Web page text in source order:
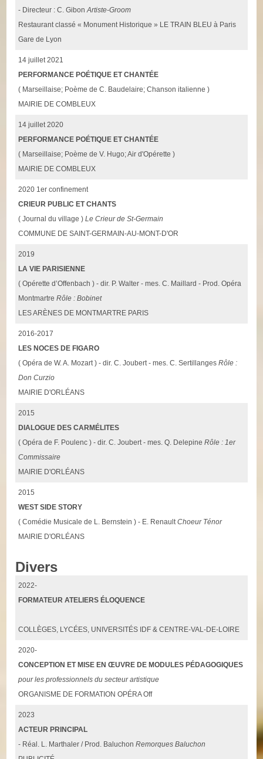
- Directeur : C. GibonArtiste-Groom
Restaurant classé « Monument Historique » LE TRAIN BLEU à Paris
Gare de Lyon
14 juillet 2021
PERFORMANCE POÉTIQUE ET CHANTÉE
( Marseillaise; Poème de C. Baudelaire; Chanson italienne )
MAIRIE DE COMBLEUX
14 juillet 2020
PERFORMANCE POÉTIQUE ET CHANTÉE
( Marseillaise; Poème de V. Hugo; Air d'Opérette )
MAIRIE DE COMBLEUX
2020 1er confinement
CRIEUR PUBLIC ET CHANTS
( Journal du village )Le Crieur de St-Germain
COMMUNE DE SAINT-GERMAIN-AU-MONT-D'OR
2019
LA VIE PARISIENNE
( Opérette d’Offenbach ) - dir. P. Walter - mes. C. Maillard - Prod. Opéra
MontmartreRôle : Bobinet
LES ARÈNES DE MONTMARTRE PARIS
2016-2017
LES NOCES DE FIGARO
( Opéra de W. A. Mozart ) - dir. C. Joubert - mes. C. SertillangesRôle :
Don Curzio
MAIRIE D'ORLÉANS
2015
DIALOGUE DES CARMÉLITES
( Opéra de F. Poulenc ) - dir. C. Joubert - mes. Q. DelepineRôle : 1er
Commissaire
MAIRIE D'ORLÉANS
2015
WEST SIDE STORY
( Comédie Musicale de L. Bernstein ) - E. RenaultChoeur Ténor
MAIRIE D'ORLÉANS
Divers
2022-
FORMATEUR ATELIERS ÉLOQUENCE
COLLÈGES, LYCÉES, UNIVERSITÉS IDF & CENTRE-VAL-DE-LOIRE
2020-
CONCEPTION ET MISE EN ŒUVRE DE MODULES PÉDAGOGIQUES
pour les professionnels du secteur artistique
ORGANISME DE FORMATION OPÉRA Off
2023
ACTEUR PRINCIPAL
- Réal. L. Marthaler / Prod. BaluchonRemorques Baluchon